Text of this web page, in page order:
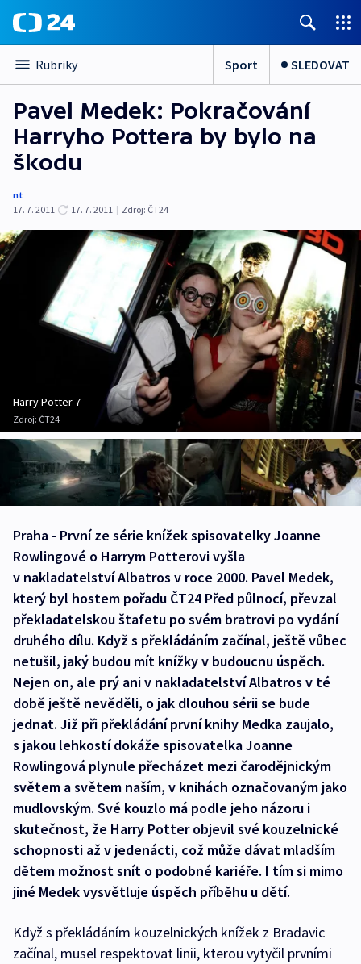
Rubriky Sport SLEDOVAT
Pavel Medek: Pokračování
Harryho Pottera by bylo na
škodu
nt
17. 7. 2011
17. 7. 2011 | Zdroj: ČT24
Harry Potter 7
Zdroj: ČT24
Praha - První ze série knížek spisovatelky Joanne
Rowlingové o Harrym Potterovi vyšla
v nakladatelství Albatros v roce 2000. Pavel Medek,
který byl hostem pořadu ČT24 Před půlnocí, převzal
překladatelskou štafetu po svém bratrovi po vydání
druhého dílu. Když s překládáním začínal, ještě vůbec
netušil, jaký budou mít knížky v budoucnu úspěch.
Nejen on, ale prý ani v nakladatelství Albatros v té
době ještě nevěděli, o jak dlouhou sérii se bude
jednat. Již při překládání první knihy Medka zaujalo,
s jakou lehkostí dokáže spisovatelka Joanne
Rowlingová plynule přecházet mezi čarodějnickým
světem a světem naším, v knihách označovaným jako
mudlovským. Své kouzlo má podle jeho názoru i
skutečnost, že Harry Potter objevil své kouzelnické
schopnosti až v jedenácti, což může dávat mladším
dětem možnost snít o podobné kariéře. I tím si mimo
jiné Medek vysvětluje úspěch příběhu u dětí.
Když s překládáním kouzelnických knížek z Bradavic
začínal, musel respektovat linii, kterou vytyčil prvními